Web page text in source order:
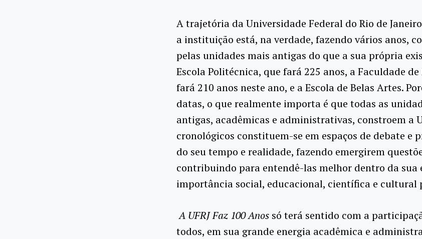
A trajetória da Universidade Federal do Rio de
a instituição está, na verdade, fazendo vários anos,
pelas unidades mais antigas do que a sua própria
Escola Politécnica, que fará 225 anos, a Faculdade
fará 210 anos neste ano, e a Escola de Belas Artes.
datas, o que realmente importa é que todas as
antigas, acadêmicas e administrativas, constroem a
cronológicos constituem-se em espaços de debate e
do seu tempo e realidade, fazendo emergirem
contribuindo para entendê-las melhor dentro da sua
importância social, educacional, científica e cultural
A UFRJ Faz 100 Anos só terá sentido com a
todos, em sua grande energia acadêmica e